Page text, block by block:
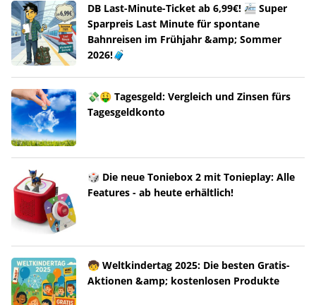
DB Last-Minute-Ticket ab 6,99€! 🚈 Super
Sparpreis Last Minute für spontane
Bahnreisen im Frühjahr &amp; Sommer
2026!🧳
💸🤑 Tagesgeld: Vergleich und Zinsen fürs
Tagesgeldkonto
🎲 Die neue Toniebox 2 mit Tonieplay: Alle
Features - ab heute erhältlich!
🧒 Weltkindertag 2025: Die besten Gratis-
Aktionen &amp; kostenlosen Produkte